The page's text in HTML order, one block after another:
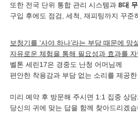
또한 전국 단위 통합 관리 시스템과 8대
구입 후에도 점검, 세척, 재피팅까지 꾸준
보청기를 ‘사야 하나’라는 부담 때문에 망
자유로운 체험을 통해 필요성과 효과를
벨톤 세린17은 경중도 난청 어머님께
편안한 착용감과 부담 없는 소리를 제공
미리 예약 후 방문해 주시면 1:1 집중 상
당신의 귀에 맞는 답을 함께 찾아드리겠